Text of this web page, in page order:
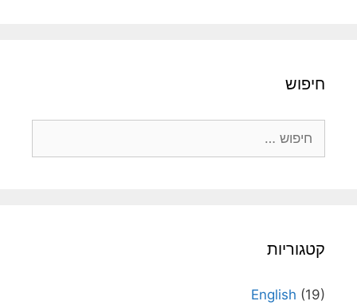
חיפוש
קטגוריות
English (19)